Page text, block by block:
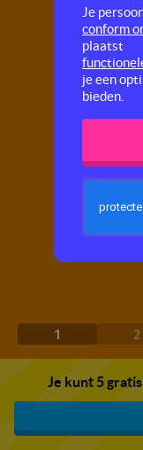
1 2
Je kunt 5
Je
conform
plaatst
je een
bieden.